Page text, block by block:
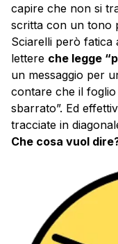
capire che non si
scritta con un tono
Sciarelli però fatica
lettere che legge
un messaggio per
contare che il
sbarrato”. Ed
tracciate in
Che cosa vuol